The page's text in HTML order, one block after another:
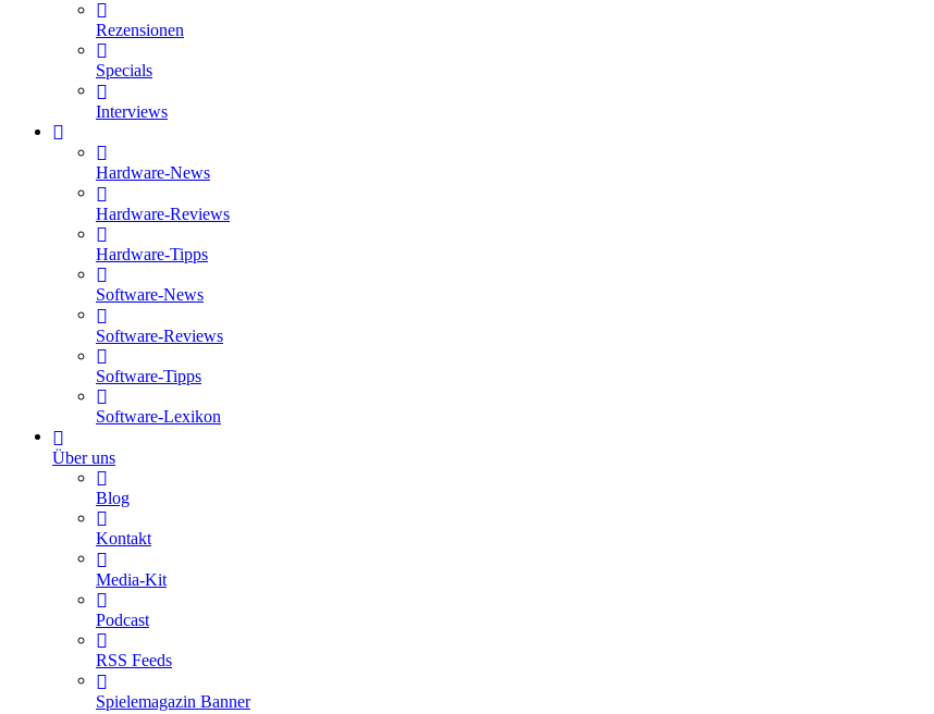
Rezensionen
Specials
Interviews
Hardware-News
Hardware-Reviews
Hardware-Tipps
Software-News
Software-Reviews
Software-Tipps
Software-Lexikon
Über uns
Blog
Kontakt
Media-Kit
Podcast
RSS Feeds
Spielemagazin Banner